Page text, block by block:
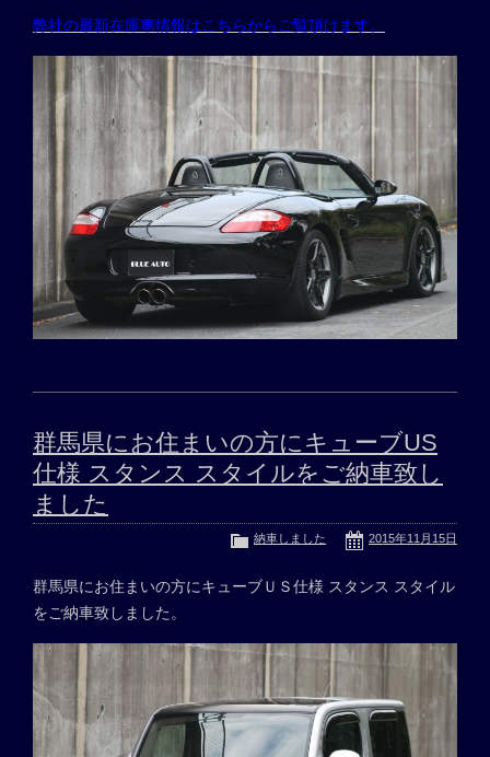
弊社の最新在庫車情報はこちらからご覧頂けます。
群馬県にお住まいの方にキューブUS
仕様 スタンス スタイルをご納車致し
ました
2015年11月15日
納車しました
群馬県にお住まいの方にキューブＵＳ仕様 スタンス スタイル
をご納車致しました。